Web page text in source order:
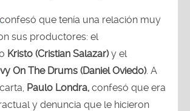
confesó que tenía una relación muy
sus productores: el
Kristo (Cristian Salazar)y el
On The Drums (Daniel Oviedo). A
Paulo Londra, confesó que era
y denuncia que le hicieron